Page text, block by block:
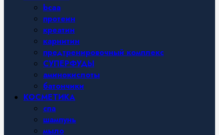
bcaa
протеин
креатин
карнитин
предтренировочный комплекс
СУПЕРФУДЫ
аминокислоты
батончики
КОСМЕТИКА
спа
шампунь
мыло